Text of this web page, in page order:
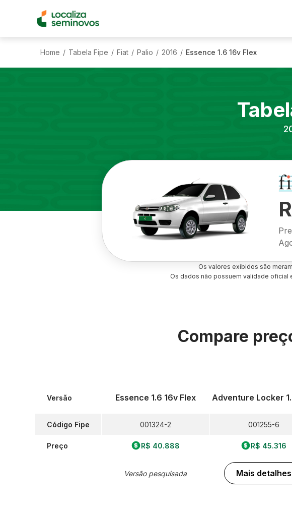
Home / Tabela Fipe / Fiat / Palio / 2016 / Essence 1.6 16v Flex
Os valores exibidos são
Os dados não possuem validade oficial
Compare
Versão
Código Fipe
Preço
Essence 1.6 16v Flex
001324-2
R$ 40.888
Versão pesquisada
Adventure Locker
001255-6
R$ 45.316
Mais detalhes